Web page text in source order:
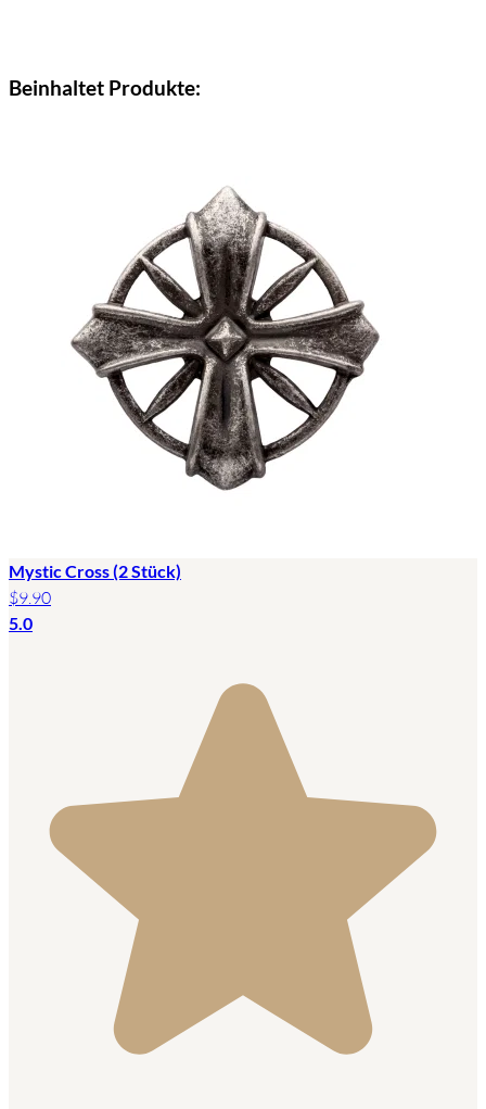
Beinhaltet Produkte:
Mystic Cross (2 Stück)
$9.90
5.0